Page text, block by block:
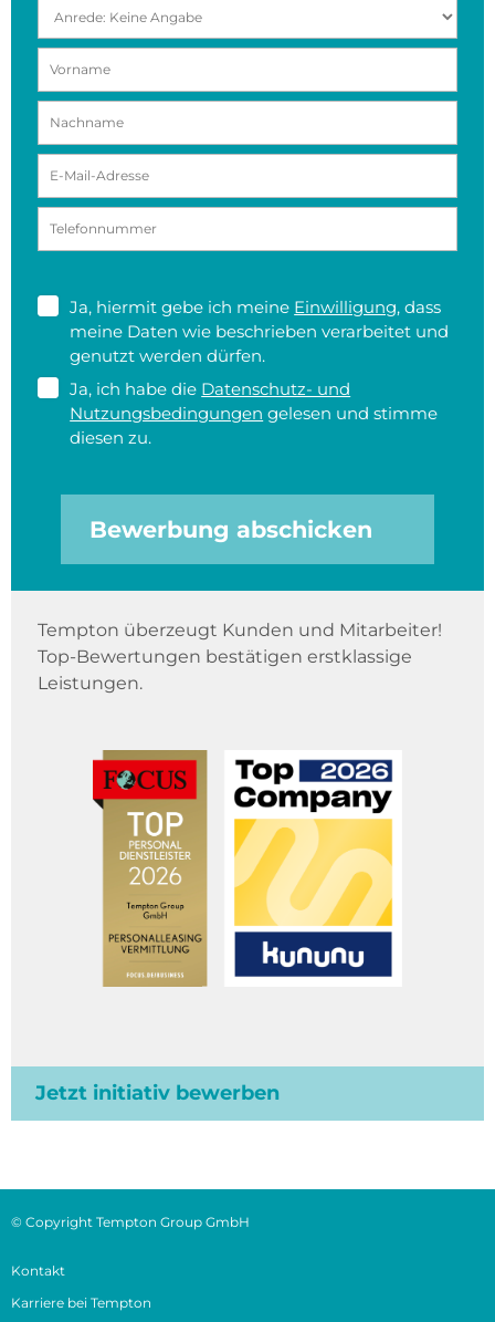
Ja, hiermit gebe ich meine Einwilligung, dass
meine Daten wie beschrieben verarbeitet und
genutzt werden dürfen.
Ja, ich habe die Datenschutz- und
Nutzungsbedingungen gelesen und stimme
diesen zu.
Bewerbung abschicken
Tempton überzeugt Kunden und Mitarbeiter!
Top-Bewertungen bestätigen erstklassige
Leistungen.
Jetzt initiativ bewerben
© Copyright Tempton Group GmbH
Kontakt
Karriere bei Tempton